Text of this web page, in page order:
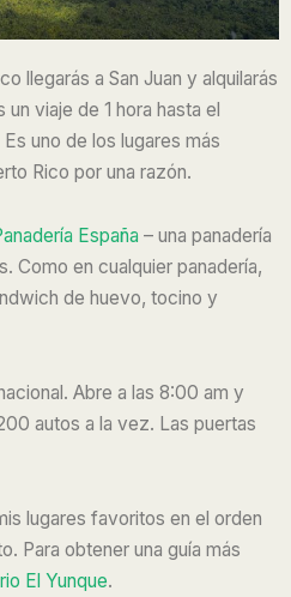
llegarás a San Juan y alquilarás
viaje de 1 hora hasta el
uno de los lugares más
Rico por una razón.
España – una panadería
Como en cualquier panadería,
de huevo, tocino y
Abre a las 8:00 am y
autos a la vez. Las puertas
lugares favoritos en el orden
Para obtener una guía más
El Yunque.